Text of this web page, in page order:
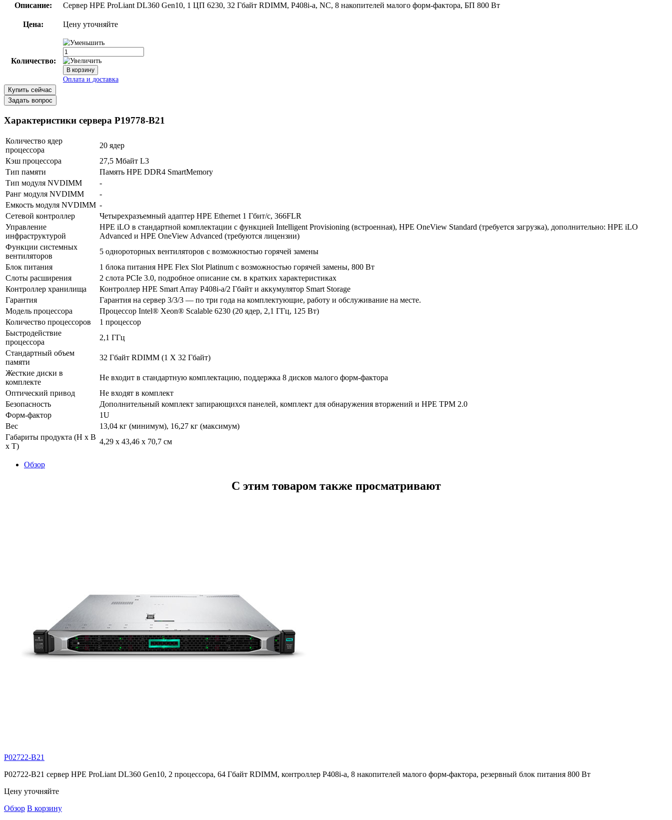
Описание:
Сервер HPE ProLiant DL360 Gen10, 1 ЦП 6230, 32 Гбайт RDIMM, P408i-a, NC, 8 накопителей малого форм-фактора, БП 800 Вт
Цена: Цену уточняйте
Количество:
В корзину
Оплата и доставка
Купить сейчас
Задать вопрос
Характеристики сервера P19778-B21
Количество ядер
процессора
20 ядер
Кэш процессора
27,5 Мбайт L3
Тип памяти
Память HPE DDR4 SmartMemory
Тип модуля NVDIMM
-
Ранг модуля NVDIMM
-
Емкость модуля NVDIMM -
Сетевой контроллер
Четырехразъемный адаптер HPE Ethernet 1 Гбит/с, 366FLR
Управление
инфраструктурой
HPE iLO в стандартной комплектации с функцией Intelligent Provisioning (встроенная), HPE OneView Standard (требуется загрузка), дополнительно: HPE iLO
Advanced и HPE OneView Advanced (требуются лицензии)
Функции системных
вентиляторов
5 однороторных вентиляторов с возможностью горячей замены
Блок питания
1 блока питания HPE Flex Slot Platinum с возможностью горячей замены, 800 Вт
Слоты расширения
2 слота PCIe 3.0, подробное описание см. в кратких характеристиках
Контроллер хранилища
Контроллер HPE Smart Array P408i-a/2 Гбайт и аккумулятор Smart Storage
Гарантия
Гарантия на сервер 3/3/3 — по три года на комплектующие, работу и обслуживание на месте.
Модель процессора
Процессор Intel® Xeon® Scalable 6230 (20 ядер, 2,1 ГГц, 125 Вт)
Количество процессоров
1 процессор
Быстродействие
процессора
2,1 ГГц
Стандартный объем
памяти
32 Гбайт RDIMM (1 X 32 Гбайт)
Жесткие диски в
комплекте
Не входит в стандартную комплектацию, поддержка 8 дисков малого форм-фактора
Оптический привод
Не входят в комплект
Безопасность
Дополнительный комплект запирающихся панелей, комплект для обнаружения вторжений и HPE TPM 2.0
Форм-фактор
1U
Вес
13,04 кг (минимум), 16,27 кг (максимум)
Габариты продукта (H x B
x T)
4,29 x 43,46 x 70,7 см
Обзор
С этим товаром также просматривают
P02722-B21
P02722-B21 сервер HPE ProLiant DL360 Gen10, 2 процессора, 64 Гбайт RDIMM, контроллер P408i-a, 8 накопителей малого форм-фактора, резервный блок питания 800 Вт
Цену уточняйте
Обзор В корзину